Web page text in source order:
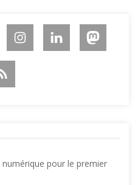
pour le premier